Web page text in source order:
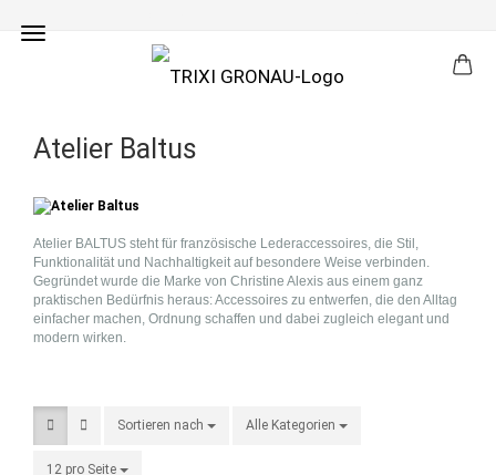
Atelier Baltus
Atelier BALTUS steht für französische Lederaccessoires, die Stil,
Funktionalität und Nachhaltigkeit auf besondere Weise verbinden.
Gegründet wurde die Marke von Christine Alexis aus einem ganz
praktischen Bedürfnis heraus: Accessoires zu entwerfen, die den Alltag
einfacher machen, Ordnung schaffen und dabei zugleich elegant und
modern wirken.
Sortieren nach
Sortieren nach Alle Kategorien
pro Seite
12 pro Seite
pro Seite